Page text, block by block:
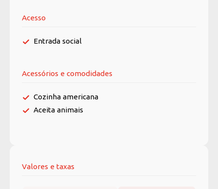
Acesso
Entrada social
Acessórios e comodidades
Cozinha americana
Aceita animais
Valores e taxas